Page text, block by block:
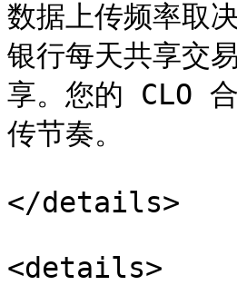
数据上传频率取
银行每天共享交
享。您的 CLO
传节奏。
</details>
<details>